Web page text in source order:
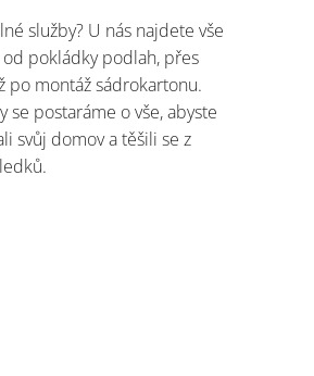
služby? U nás najdete vše
pokládky podlah, přes
po montáž sádrokartonu.
se postaráme o vše, abyste
svůj domov a těšili se z